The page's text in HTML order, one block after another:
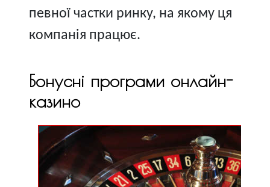
певної частки ринку, на якому ця
компанія працює.
Бонусні програми онлайн-
казино